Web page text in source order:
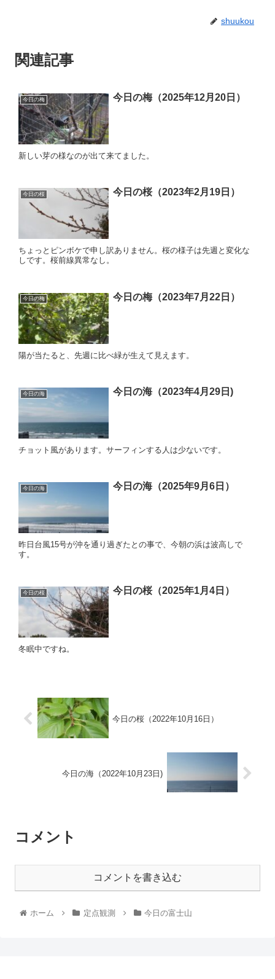
shuukou
関連記事
今日の梅 今日の梅（2025年12月20日）
新しい芽の様なのが出て来てました。
今日の桜 今日の桜（2023年2月19日）
ちょっとピンボケで申し訳ありません。桜の様子は先週と変化な
しです。桜前線異常なし。
今日の梅 今日の梅（2023年7月22日）
陽が当たると、先週に比べ緑が生えて見えます。
今日の海 今日の海（2023年4月29日)
チョット風があります。サーフィンする人は少ないです。
今日の海 今日の海（2025年9月6日）
昨日台風15号が沖を通り過ぎたとの事で、今朝の浜は波高しで
す。
今日の桜 今日の桜（2025年1月4日）
冬眠中ですね。
今日の桜（2022年10月16日）
今日の海（2022年10月23日)
コメント
コメントを書き込む
ホーム 定点観測 今日の富士山